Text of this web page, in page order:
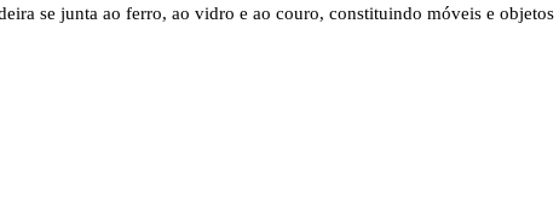
se junta ao ferro, ao vidro e ao couro, constituindo móveis e